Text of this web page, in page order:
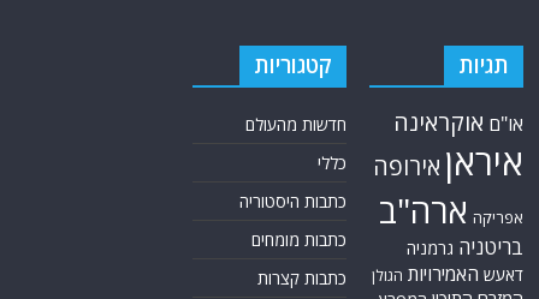
תגיות
או"ם אוקראינה
איראן אירופה
אפריקה ארה"ב
בריטניה גרמניה
דאעש האמירויות הגולן
קטגוריות
חדשות מהעולם
כללי
כתבות היסטוריה
כתבות מומחים
כתבות קצרות